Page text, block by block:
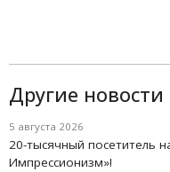
Другие новости
5 августа 2026
20-тысячный посетитель
Импрессионизм»!